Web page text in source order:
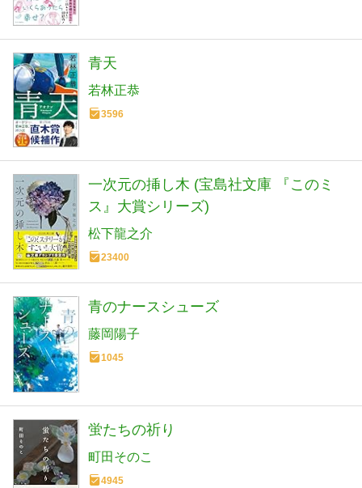
青天
若林正恭
3596
一次元の挿し木 (宝島社文庫 『このミ
ス』大賞シリーズ)
松下龍之介
23400
青のナースシューズ
藤岡陽子
1045
蛍たちの祈り
町田そのこ
4945